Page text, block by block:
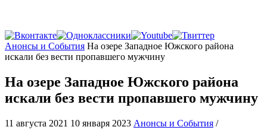
Главная
Анонсы и События На озере Западное Южского района
искали без вести пропавшего мужчину
На озере Западное Южского района
искали без вести пропавшего мужчину
11 августа 2021 10 января 2023 Анонсы и События /